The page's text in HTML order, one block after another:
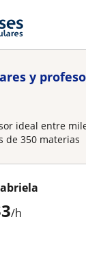
y
ideal entre
de 350 materias
3/h